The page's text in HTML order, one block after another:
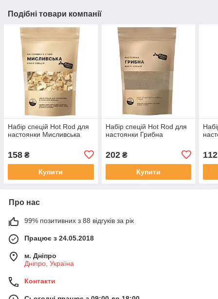
Подібні товари компанії
Набір спецій Hot Rod для
настоянки Мисливська
158 ₴
Купити
Набір спецій Hot Rod для
настоянки Грибна
202₴
Купити
112
Про нас
99% позитивних з 88 відгуків за рік
Працює з 24.05.2018
м. Дніпро
Дніпро, Україна
Контакти